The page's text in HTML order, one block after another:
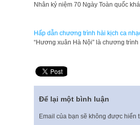
Nhân kỷ niệm 70 Ngày Toàn quốc
Hấp dẫn chương trình hài kịch ca
“Hương xuân Hà Nội” là chương
Để lại một bình luận
Email của bạn sẽ không được hiển